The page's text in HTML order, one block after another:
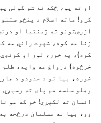
او ته یو، ځکه نه شو کولی
کړو! ماته اسلام د پنځو
ازرښتونو ته ژمنتيا او
زنا مه کوه، شهوت راني مه
کوه)، په خور، لور او
خرڅوه) درواغ مه وايه، ظلم
خوره، بيا نو د حدودو د
وهلو سلسه هم پای ته رسېږي
انسان ته لکېږي! خو که مو
وو، بيا نه مسلمان درڅخه